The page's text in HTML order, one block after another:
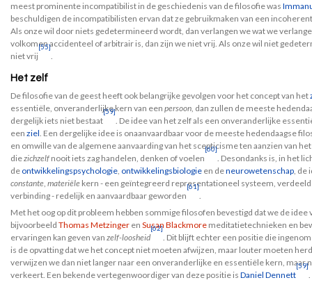
meest prominente incompatibilist in de geschiedenis van de filosofie was
beschuldigen de incompatibilisten ervan dat ze gebruikmaken van een
Als onze wil door niets gedetermineerd wordt, dan verlangen we wat we
volkomen accidenteel of arbitrair is, dan zijn we niet vrij. Als onze wil niet
niet vrij
[55]
.
Het zelf
De filosofie van de geest heeft ook belangrijke gevolgen voor het concept van het
essentiële, onveranderlijke kern van een persoon , dan zullen de meeste
dergelijk iets niet bestaat
[59]
. De idee van het zelf als een onveranderlijke
een ziel . Een dergelijke idee is onaanvaardbaar voor de meeste hedendaagse
en omwille van de algemene aanvaarding van het scepticisme ten aanzien van
diezichzelf nooit iets zag handelen, denken of voelen
[60]
. Desondanks is, in het
de ontwikkelingspsychologie ontwikkelingsbiologie en deneurowetenschap ,
constante materiële kern - een geïntegreerd representationeel systeem,
verbinding - redelijk en aanvaardbaar geworden
[61]
Met het oog op dit probleem hebben sommige filosofen bevestigd dat we de idee
bijvoorbeeld Thomas Metzinger en Susan Blackmore meditatietechnieken en
ervaringen kan geven van zelf-loosheid
[62]
. Dit blijft echter een positie die
is de opvatting dat we het concept niet moeten afwijzen, maar louter moeten
verwijzen we dan niet langer naar een onveranderlijke en essentiële kern, maar
verkeert. Een bekende vertegenwoordiger van deze positie is Daniel Dennett
[59]